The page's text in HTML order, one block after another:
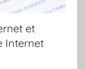
et
Internet